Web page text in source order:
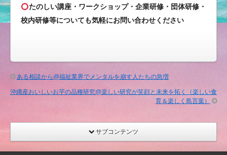
たのしい講座・ワークショップ・企業研修・団体研修・
校内研修等についても気軽にお問い合わせください
ある相談から@福祉業界でメンタルを崩す人たちの急増
沖縄産おいしいお芋の品種研究@楽しい研究が笑顔と未来を拓く（楽しい食
育＆楽しく島言葉）
サブコンテンツ